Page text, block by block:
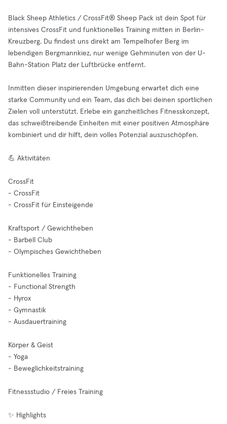
Black Sheep Athletics / CrossFit® Sheep Pack ist dein Spot für
intensives CrossFit und funktionelles Training mitten in Berlin-
Kreuzberg. Du findest uns direkt am Tempelhofer Berg im
lebendigen Bergmannkiez, nur wenige Gehminuten von der U-
Bahn-Station Platz der Luftbrücke entfernt.
Inmitten dieser inspirierenden Umgebung erwartet dich eine
starke Community und ein Team, das dich bei deinen sportlichen
Zielen voll unterstützt. Erlebe ein ganzheitliches Fitnesskonzept,
das schweißtreibende Einheiten mit einer positiven Atmosphäre
kombiniert und dir hilft, dein volles Potenzial auszuschöpfen.
💪 Aktivitäten
CrossFit
- CrossFit
- CrossFit für Einsteigende
Kraftsport / Gewichtheben
- Barbell Club
- Olympisches Gewichtheben
Funktionelles Training
- Functional Strength
- Hyrox
- Gymnastik
- Ausdauertraining
Körper & Geist
- Yoga
- Beweglichkeitstraining
Fitnessstudio / Freies Training
✨ Highlights